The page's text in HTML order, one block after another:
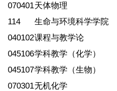
070401天体物理
114
生命与环境科学学院
040102课程与教学论
045106学科教学（化学）
045107学科教学（生物）
070301无机化学